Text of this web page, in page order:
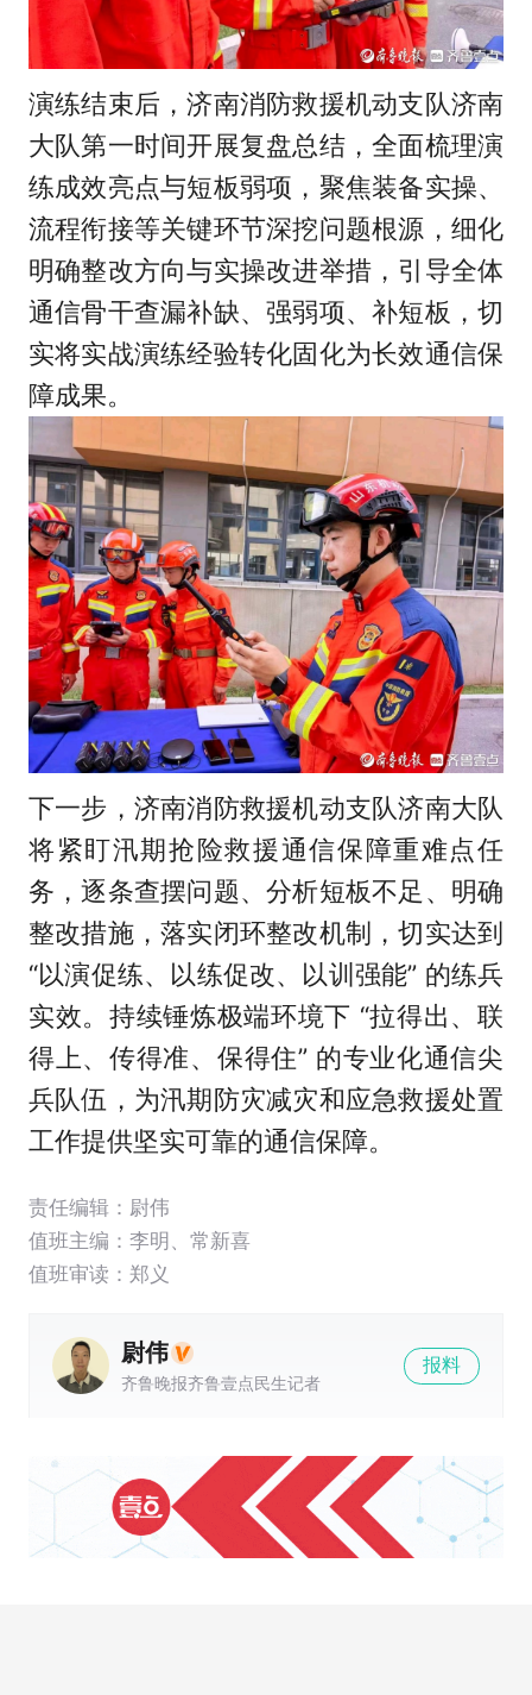
演练结束后，济南消防救援机动支队济南
大队第一时间开展复盘总结，全面梳理演
练成效亮点与短板弱项，聚焦装备实操、
流程衔接等关键环节深挖问题根源，细化
明确整改方向与实操改进举措，引导全体
通信骨干查漏补缺、强弱项、补短板，切
实将实战演练经验转化固化为长效通信保
障成果。
下一步，济南消防救援机动支队济南大队
将紧盯汛期抢险救援通信保障重难点任
务，逐条查摆问题、分析短板不足、明确
整改措施，落实闭环整改机制，切实达到
“以演促练、以练促改、以训强能” 的练兵
实效。持续锤炼极端环境下 “拉得出、联
得上、传得准、保得住” 的专业化通信尖
兵队伍，为汛期防灾减灾和应急救援处置
工作提供坚实可靠的通信保障。
责任编辑：尉伟
值班主编： 李明
常新喜
值班审读：郑义
尉伟
齐鲁晚报齐鲁壹点民生记者
报料